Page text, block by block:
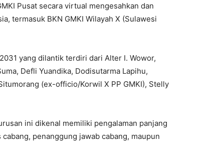
Pusat secara virtual mengesahkan dan
termasuk BKN GMKI Wilayah X (Sulawesi
yang dilantik terdiri dari Alter I. Wowor,
Defli Yuandika, Dodisutarma Lapihu,
(ex-officio/Korwil X PP GMKI), Stelly
ini dikenal memiliki pengalaman panjang
penanggung jawab cabang, maupun